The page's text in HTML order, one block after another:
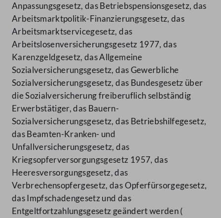
Anpassungsgesetz, das Betriebspensionsgesetz, das
Arbeitsmarktpolitik-Finanzierungsgesetz, das
Arbeitsmarktservicegesetz, das
Arbeitslosenversicherungsgesetz 1977, das
Karenzgeldgesetz, das Allgemeine
Sozialversicherungsgesetz, das Gewerbliche
Sozialversicherungsgesetz, das Bundesgesetz über
die Sozialversicherung freiberuflich selbständig
Erwerbstätiger, das Bauern-
Sozialversicherungsgesetz, das Betriebshilfegesetz,
das Beamten-Kranken- und
Unfallversicherungsgesetz, das
Kriegsopferversorgungsgesetz 1957, das
Heeresversorgungsgesetz, das
Verbrechensopfergesetz, das Opferfürsorgegesetz,
das Impfschadengesetz und das
Entgeltfortzahlungsgesetz geändert werden (